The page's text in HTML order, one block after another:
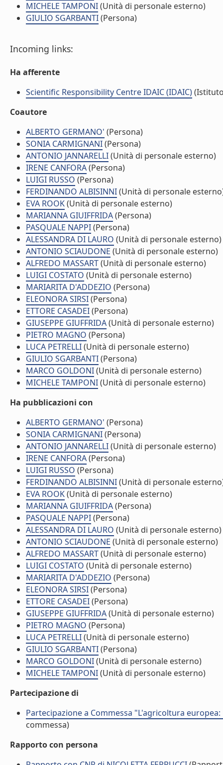
MICHELE TAMPONI(Unità di personale esterno)
GIULIO SGARBANTI(Persona)
Incoming links:
Ha afferente
Scientific Responsibility Centre IDAIC (IDAIC)
Coautore
ALBERTO GERMANO' (Persona)
SONIA CARMIGNANI(Persona)
ANTONIO JANNARELLI(Unità di personale esterno)
IRENE CANFORA(Persona)
LUIGI RUSSO (Persona)
FERDINANDO ALBISINNI(Unità di personale
EVA ROOK(Unità di personale esterno)
MARIANNA GIUIFFRIDA(Persona)
PASQUALE NAPPI(Persona)
ALESSANDRA DI LAURO (Unità di personale esterno)
ANTONIO SCIAUDONE (Unità di personale esterno)
ALFREDO MASSART(Unità di personale esterno)
LUIGI COSTATO (Unità di personale esterno)
MARIARITA D'ADDEZIO (Persona)
ELEONORA SIRSI(Persona)
ETTORE CASADEI(Persona)
GIUSEPPE GIUFFRIDA(Unità di personale esterno)
PIETRO MAGNO (Persona)
LUCA PETRELLI(Unità di personale esterno)
GIULIO SGARBANTI(Persona)
MARCO GOLDONI(Unità di personale esterno)
MICHELE TAMPONI(Unità di personale esterno)
Ha pubblicazioni con
ALBERTO GERMANO' (Persona)
SONIA CARMIGNANI(Persona)
ANTONIO JANNARELLI(Unità di personale esterno)
IRENE CANFORA(Persona)
LUIGI RUSSO (Persona)
FERDINANDO ALBISINNI(Unità di personale
EVA ROOK(Unità di personale esterno)
MARIANNA GIUIFFRIDA(Persona)
PASQUALE NAPPI(Persona)
ALESSANDRA DI LAURO (Unità di personale esterno)
ANTONIO SCIAUDONE (Unità di personale esterno)
ALFREDO MASSART(Unità di personale esterno)
LUIGI COSTATO (Unità di personale esterno)
MARIARITA D'ADDEZIO (Persona)
ELEONORA SIRSI(Persona)
ETTORE CASADEI(Persona)
GIUSEPPE GIUFFRIDA(Unità di personale esterno)
PIETRO MAGNO (Persona)
LUCA PETRELLI(Unità di personale esterno)
GIULIO SGARBANTI(Persona)
MARCO GOLDONI(Unità di personale esterno)
MICHELE TAMPONI(Unità di personale esterno)
Partecipazione di
Partecipazione a Commessa "L'agricoltura europea:
commessa)
Rapporto con persona